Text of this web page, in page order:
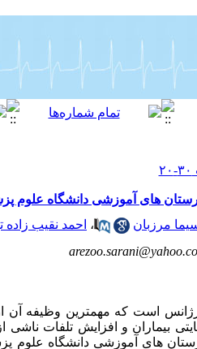
های آموزشی دانشگاه علوم
مرزبان ، احمد نقیب زاده
است که مهمترین وظیفه آن
بیماران و افزایش تلفات